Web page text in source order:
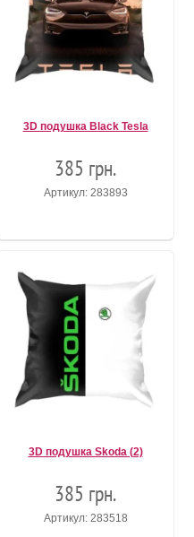
3D подушка Black Tesla
385 грн.
Артикул: 283893
3D подушка Skoda (2)
385 грн.
Артикул: 283518